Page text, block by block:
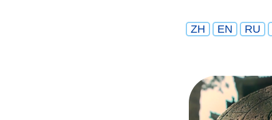
ZH EN RU